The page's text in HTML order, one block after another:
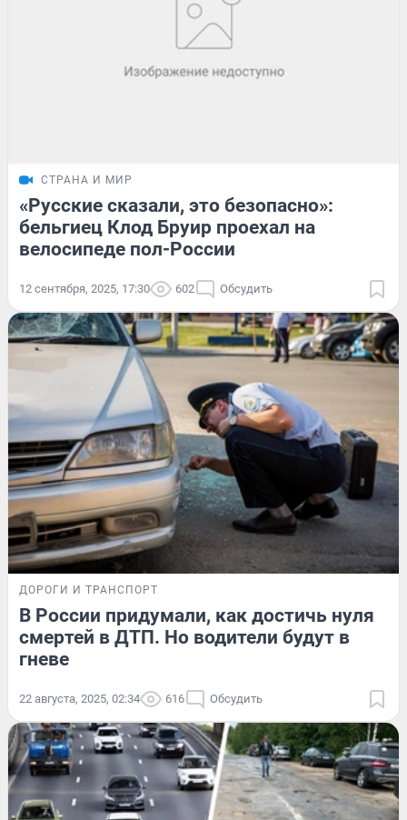
СТРАНА И МИР
«Русские сказали, это безопасно»:
бельгиец Клод Бруир проехал на
велосипеде пол-России
12 сентября, 2025, 17:30 602 Обсудить
ДОРОГИ И ТРАНСПОРТ
В России придумали, как достичь нуля
смертей в ДТП. Но водители будут в
гневе
22 августа, 2025, 02:34 616 Обсудить